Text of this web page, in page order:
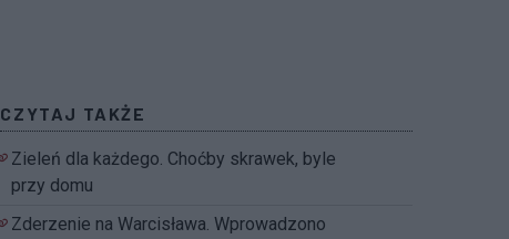
CZYTAJ TAKŻE
Zieleń dla każdego. Choćby skrawek, byle
przy domu
Zderzenie na Warcisława. Wprowadzono